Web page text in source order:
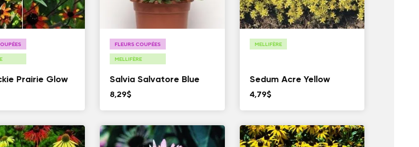
Prairie Glow
FLEURS COUPÉES
MELLIFÈRE
Salvia Salvatore Blue
8,29$
MELLIFÈRE
Sedum Acre Yellow
4,79$